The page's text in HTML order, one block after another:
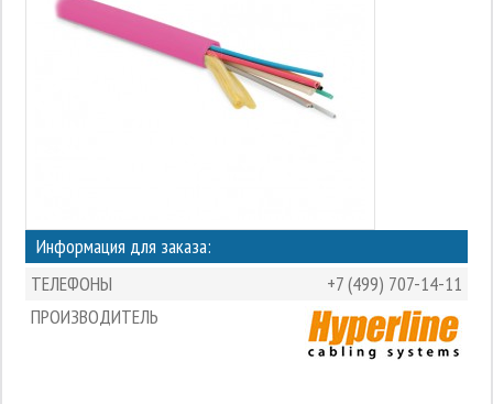
Информация для заказа:
ТЕЛЕФОНЫ
+7 (499) 707-14-11
ПРОИЗВОДИТЕЛЬ